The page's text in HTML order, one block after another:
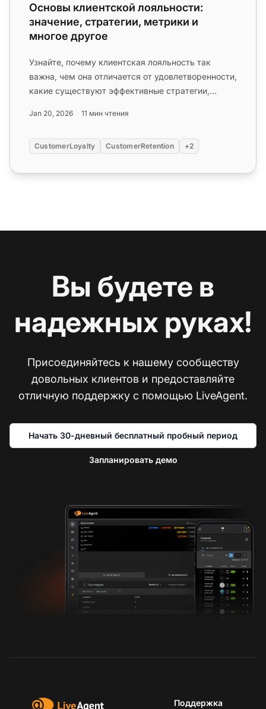
Основы клиентской лояльности:
значение, стратегии, метрики и
многое другое
Узнайте, почему клиентская лояльность так
важна, чем она отличается от удовлетворенности,
какие существуют эффективные стратегии,
Jan 20, 2026 11 мин чтения
CustomerLoyalty CustomerRetention +2
Вы будете в
надежных руках!
Присоединяйтесь к нашему сообществу
довольных клиентов и предоставляйте
отличную поддержку с помощью LiveAgent.
Начать 30-дневный бесплатный пробный период
Запланировать демо
Поддержка